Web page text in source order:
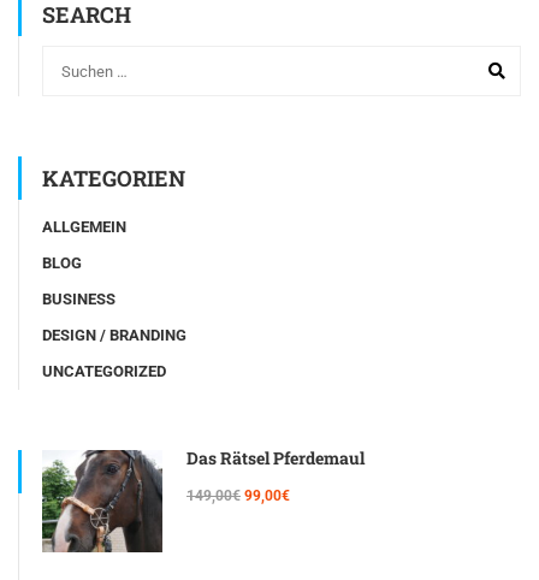
SEARCH
KATEGORIEN
ALLGEMEIN
BLOG
BUSINESS
DESIGN / BRANDING
UNCATEGORIZED
Das Rätsel Pferdemaul
149,00€ 99,00€